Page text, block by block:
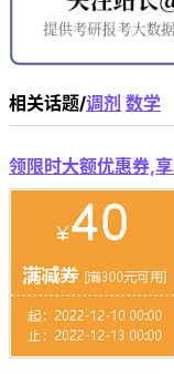
相关话题/调剂 数学
领限时大额优惠券,